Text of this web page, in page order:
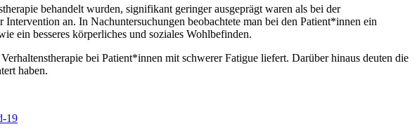
behandelt wurden, signifikant geringer ausgeprägt waren als bei der
an. In Nachuntersuchungen beobachtete man bei den Patient*innen ein
ein besseres körperliches und soziales Wohlbefinden.
bei Patient*innen mit schwerer Fatigue liefert. Darüber hinaus deuten die
haben.
19